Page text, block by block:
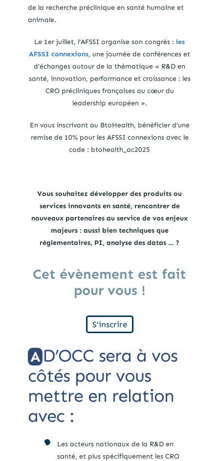
de la recherche préclinique en santé humaine et
animale.
Le 1er juillet, l’AFSSI organise son congrès : les
AFSSI connexions, une journée de conférences et
d’échanges autour de la thématique « R&D en
santé, innovation, performance et croissance : les
CRO précliniques françaises au cœur du
leadership européen ».
En vous inscrivant au BtoHealth, bénéficier d’une
remise de 10% pour les AFSSI connexions avec le
code : btohealth_ac2025
Vous souhaitez développer des produits ou
services innovants en santé, rencontrer de
nouveaux partenaires au service de vos enjeux
majeurs : aussi bien techniques que
réglementaires, PI, analyse des datas … ?
Cet évènement est fait
pour vous !
S’inscrire
AD’OCC sera à vos
côtés pour vous
mettre en relation
avec :
Les acteurs nationaux de la R&D en
santé, et plus spécifiquement les CRO